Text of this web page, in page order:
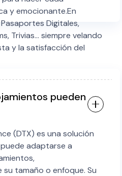
y emocionante.En
Digitales,
Trivias… siempre velando
y la satisfacción del
pueden
(DTX) es una solución
adaptarse a
tamaño o enfoque. Su